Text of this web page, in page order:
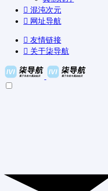
混沌次元
网址导航
友情链接
关于柒导航